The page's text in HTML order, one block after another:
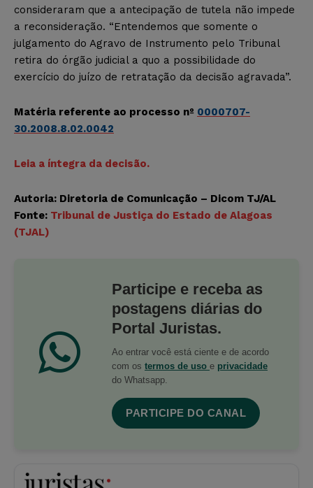
consideraram que a antecipação de tutela não impede
a reconsideração. “Entendemos que somente o
julgamento do Agravo de Instrumento pelo Tribunal
retira do órgão judicial a quo a possibilidade do
exercício do juízo de retratação da decisão agravada”.
Matéria referente ao processo nº 0000707-
30.2008.8.02.0042
Leia a íntegra da decisão.
Autoria: Diretoria de Comunicação – Dicom TJ/AL
Fonte: Tribunal de Justiça do Estado de Alagoas
(TJAL)
Participe e receba as
postagens diárias do
Portal Juristas.
Ao entrar você está ciente e de acordo
com os termos de uso e privacidade
do Whatsapp.
PARTICIPE DO CANAL